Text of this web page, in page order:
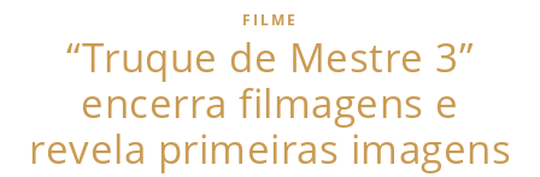
FILME
“Truque de Mestre 3”
encerra filmagens e
revela primeiras imagens